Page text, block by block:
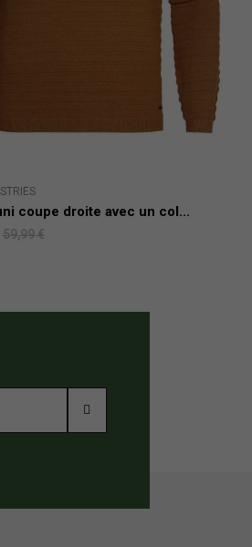
coupe droite avec un col...
59,99 €